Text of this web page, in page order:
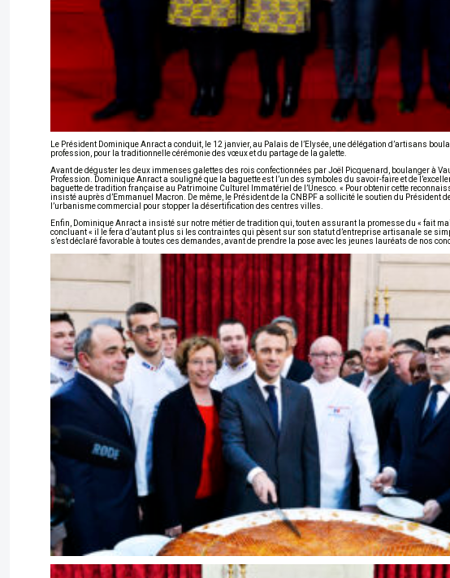
Le Président Dominique Anract a conduit, le 12 janvier, au Palais de l’Elysée, une délégation d’artisans
profession, pour la traditionnelle cérémonie des vœux et du partage de la galette.
Avant de déguster les deux immenses galettes des rois confectionnées par Joël Picquenard, boulanger à
Profession. Dominique Anract a souligné que la baguette est l’un des symboles du savoir-faire et de
baguette de tradition française au Patrimoine Culturel Immatériel de l’Unesco. « Pour obtenir cette
insisté auprès d’Emmanuel Macron. De même, le Président de la CNBPF a sollicité le soutien du
l’urbanisme commercial pour stopper la désertification des centres villes.
Enfin, Dominique Anract a insisté sur notre métier de tradition qui, tout en assurant la promesse du « fait
concluant « il le fera d’autant plus si les contraintes qui pèsent sur son statut d’entreprise artisanale se
s’est déclaré favorable à toutes ces demandes, avant de prendre la pose avec les jeunes lauréats de nos